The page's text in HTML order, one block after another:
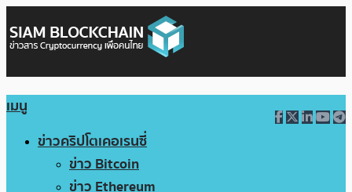
เมนู
ข่าวคริปโตเคอเรนซี่
ข่าว Bitcoin
ข่าว Ethereum